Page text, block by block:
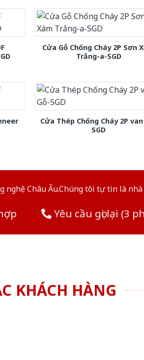
Cửa Gỗ Chống Cháy 2P Sơn
Trắng-a-SGD
Cửa Thép Chống Cháy 2P
SGD
Châu Âu.Chúng tôi tự tin là
Yêu cầu gọi lại (3
KHÁCH HÀNG